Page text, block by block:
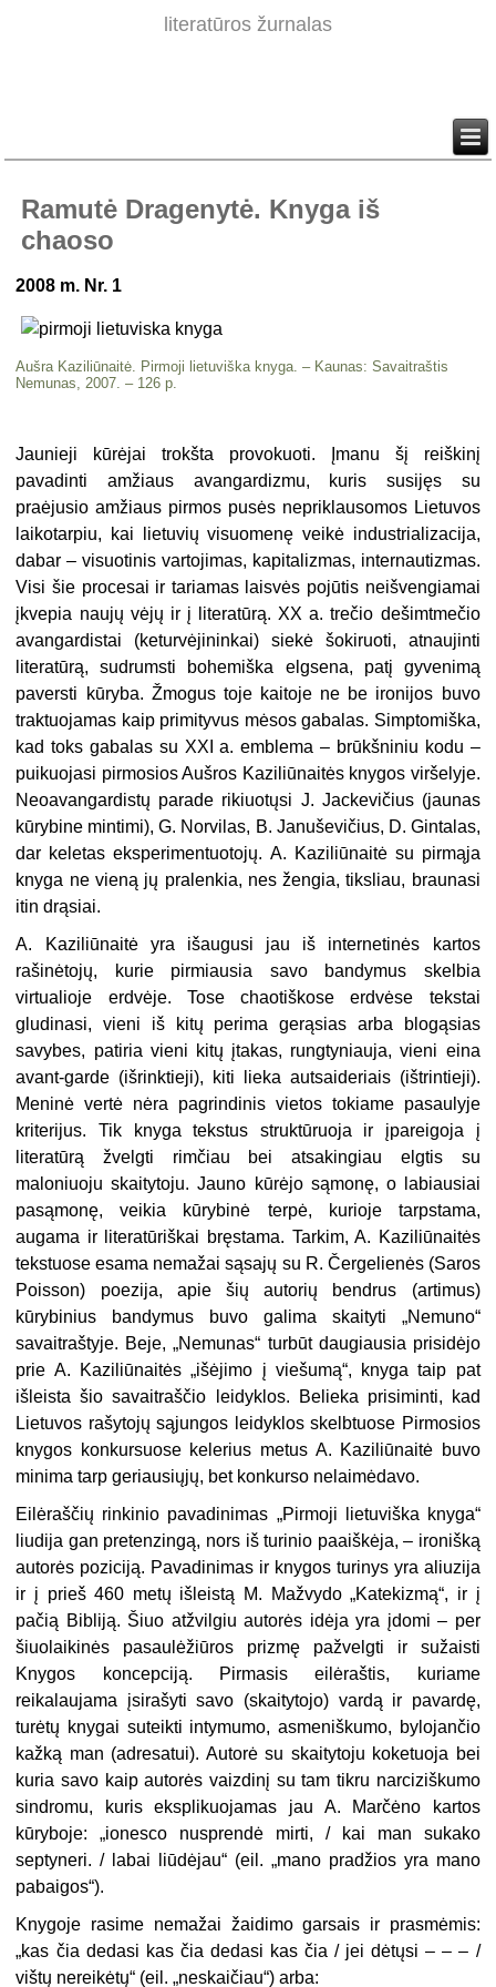
literatūros žurnalas
Ramutė Dragenytė. Knyga iš
chaoso
2008 m. Nr. 1
Aušra Kaziliūnaitė. Pirmoji lietuviška knyga. – Kaunas: Savaitraštis
Nemunas, 2007. – 126 p.
Jaunieji kūrėjai trokšta provokuoti. Įmanu šį reiškinį
pavadinti amžiaus avangardizmu, kuris susijęs su
praėjusio amžiaus pirmos pusės nepriklausomos Lietuvos
laikotarpiu, kai lietuvių visuomenę veikė industrializacija,
dabar – visuotinis vartojimas, kapitalizmas, internautizmas.
Visi šie procesai ir tariamas laisvės pojūtis neišvengiamai
įkvepia naujų vėjų ir į literatūrą. XX a. trečio dešimtmečio
avangardistai (keturvėjininkai) siekė šokiruoti, atnaujinti
literatūrą, sudrumsti bohemiška elgsena, patį gyvenimą
paversti kūryba. Žmogus toje kaitoje ne be ironijos buvo
traktuojamas kaip primityvus mėsos gabalas. Simptomiška,
kad toks gabalas su XXI a. emblema – brūkšniniu kodu –
puikuojasi pirmosios Aušros Kaziliūnaitės knygos viršelyje.
Neoavangardistų parade rikiuotųsi J. Jackevičius (jaunas
kūrybine mintimi), G. Norvilas, B. Januševičius, D. Gintalas,
dar keletas eksperimentuotojų. A. Kaziliūnaitė su pirmąja
knyga ne vieną jų pralenkia, nes žengia, tiksliau, braunasi
itin drąsiai.
A. Kaziliūnaitė yra išaugusi jau iš internetinės kartos
rašinėtojų, kurie pirmiausia savo bandymus skelbia
virtualioje erdvėje. Tose chaotiškose erdvėse tekstai
gludinasi, vieni iš kitų perima gerąsias arba blogąsias
savybes, patiria vieni kitų įtakas, rungtyniauja, vieni eina
avant-garde (išrinktieji), kiti lieka autsaideriais (ištrintieji).
Meninė vertė nėra pagrindinis vietos tokiame pasaulyje
kriterijus. Tik knyga tekstus struktūruoja ir įpareigoja į
literatūrą žvelgti rimčiau bei atsakingiau elgtis su
maloniuoju skaitytoju. Jauno kūrėjo sąmonę, o labiausiai
pasąmonę, veikia kūrybinė terpė, kurioje tarpstama,
augama ir literatūriškai bręstama. Tarkim, A. Kaziliūnaitės
tekstuose esama nemažai sąsajų su R. Čergelienės (Saros
Poisson) poezija, apie šių autorių bendrus (artimus)
kūrybinius bandymus buvo galima skaityti „Nemuno“
savaitraštyje. Beje, „Nemunas“ turbūt daugiausia prisidėjo
prie A. Kaziliūnaitės „išėjimo į viešumą“, knyga taip pat
išleista šio savaitraščio leidyklos. Belieka prisiminti, kad
Lietuvos rašytojų sąjungos leidyklos skelbtuose Pirmosios
knygos konkursuose kelerius metus A. Kaziliūnaitė buvo
minima tarp geriausiųjų, bet konkurso nelaimėdavo.
Eilėraščių rinkinio pavadinimas „Pirmoji lietuviška knyga“
liudija gan pretenzingą, nors iš turinio paaiškėja, – ironišką
autorės poziciją. Pavadinimas ir knygos turinys yra aliuzija
ir į prieš 460 metų išleistą M. Mažvydo „Katekizmą“, ir į
pačią Bibliją. Šiuo atžvilgiu autorės idėja yra įdomi – per
šiuolaikinės pasaulėžiūros prizmę pažvelgti ir sužaisti
Knygos koncepciją. Pirmasis eilėraštis, kuriame
reikalaujama įsirašyti savo (skaitytojo) vardą ir pavardę,
turėtų knygai suteikti intymumo, asmeniškumo, bylojančio
kažką man (adresatui). Autorė su skaitytoju koketuoja bei
kuria savo kaip autorės vaizdinį su tam tikru narciziškumo
sindromu, kuris eksplikuojamas jau A. Marčėno kartos
kūryboje: „ionesco nusprendė mirti, / kai man sukako
septyneri. / labai liūdėjau“ (eil. „mano pradžios yra mano
pabaigos“).
Knygoje rasime nemažai žaidimo garsais ir prasmėmis:
„kas čia dedasi kas čia dedasi kas čia / jei dėtųsi – – – /
vištų nereikėtų“ (eil. „neskaičiau“) arba: